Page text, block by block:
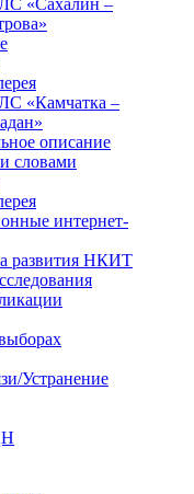
«Камчатка –
описание
словами
интернет-
развития НКИТ
Устранение